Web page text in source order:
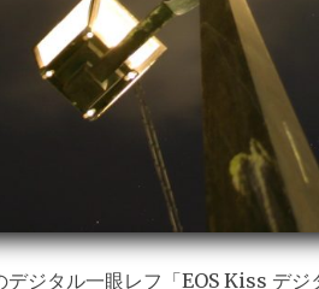
ジタル一眼レフ「EOS Kiss デ